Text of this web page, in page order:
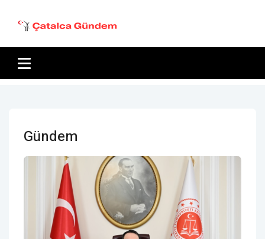
Gündem